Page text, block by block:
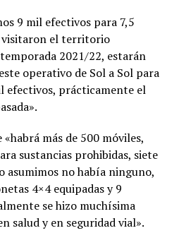
9 mil efectivos para 7,5
visitaron el territorio
2021/22, estarán
operativo de Sol a Sol para
efectivos, prácticamente el
más de 500 móviles,
sustancias prohibidas, siete
asumimos no había ninguno,
4×4 equipadas y 9
se hizo muchísima
salud y en seguridad vial».